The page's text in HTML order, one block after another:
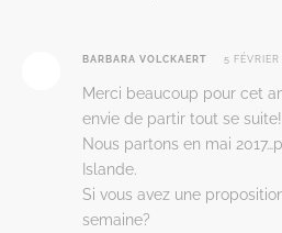
BARBARA VOLCKAERT 5
Merci beaucoup pour cet
envie de partir tout se suite!
Nous partons en mai
Islande.
Si vous avez une
semaine?